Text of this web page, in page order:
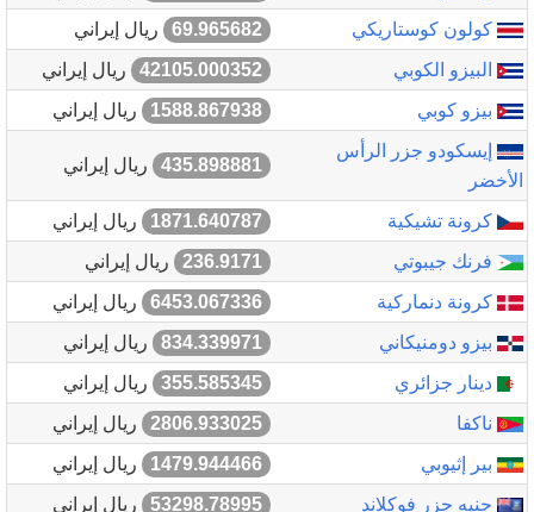
كولون كوستاريكي
69.965682
ريال إيراني
البيزو الكوبي
42105.000352
ريال إيراني
بيزو كوبي
1588.867938
ريال إيراني
إيسكودو جزر الرأس
الأخضر
435.898881 ريال إيراني
كرونة تشيكية 1871.640787
ريال إيراني
فرنك جيبوتي
236.9171
ريال إيراني
كرونة دنماركية
6453.067336
ريال إيراني
بيزو دومنيكاني
834.339971
ريال إيراني
دينار جزائري
355.585345
ريال إيراني
ناكفا
2806.933025
ريال إيراني
بير إثيوبي
1479.944466
ريال إيراني
جنيه جزر فوكلاند
53298.78995 ريال إيراني